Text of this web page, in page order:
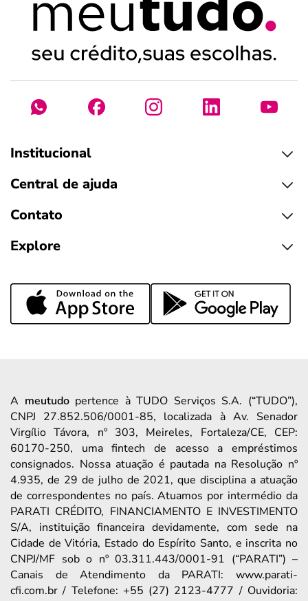
Institucional
Central de ajuda
Contato
Explore
A meutudopertence à TUDO Serviços S.A. (“TUDO”),
CNPJ 27.852.506/0001-85, localizada à Av. Senador
Virgílio Távora, nº 303, Meireles, Fortaleza/CE, CEP:
60170-250, uma fintech de acesso a empréstimos
consignados. Nossa atuação é pautada na Resolução nº
4.935, de 29 de julho de 2021, que disciplina a atuação
de correspondentes no país. Atuamos por intermédio da
PARATI CRÉDITO, FINANCIAMENTO E INVESTIMENTO
S/A, instituição financeira devidamente, com sede na
Cidade de Vitória, Estado do Espírito Santo, e inscrita no
CNPJ/MF sob o nº 03.311.443/0001-91 (“PARATI”) –
Canais de Atendimento da PARATI: www.parati-
cfi.com.br / Telefone: +55 (27) 2123-4777 / Ouvidoria: